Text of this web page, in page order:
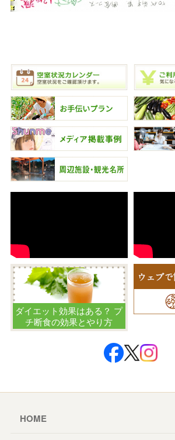
ダイエット効果はある？ プ
チ断食の効果とやり方
HOME